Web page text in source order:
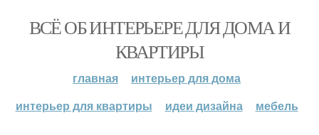
ВСЁ ОБ ИНТЕРЬЕРЕ ДЛЯ ДОМА И
КВАРТИРЫ
главная
интерьер для дома
интерьер для квартиры
идеи дизайна мебель